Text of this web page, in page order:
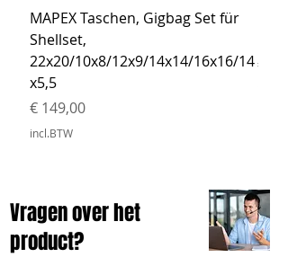
MAPEX Taschen, Gigbag Set für
Shellset,
22x20/10x8/12x9/14x14/16x16/14
x5,5
Prijs
€ 149,00
incl.BTW
Prijs
€
Vragen over het
product?